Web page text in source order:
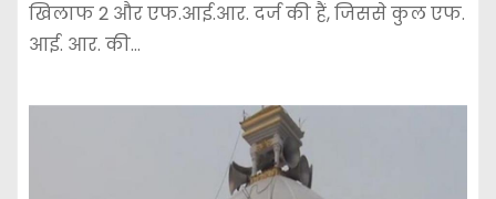
खिलाफ 2 और एफ.आई.आर. दर्ज की हैं, जिससे कुल एफ.
आई. आर. की…